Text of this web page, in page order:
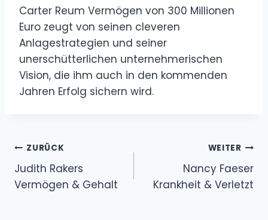
Carter Reum Vermögen von 300 Millionen
Euro zeugt von seinen cleveren
Anlagestrategien und seiner
unerschütterlichen unternehmerischen
Vision, die ihm auch in den kommenden
Jahren Erfolg sichern wird.
Beitragsnavigation
ZURÜCK
Judith Rakers
Vermögen & Gehalt
WEITER
Nancy Faeser
Krankheit & Verletzt